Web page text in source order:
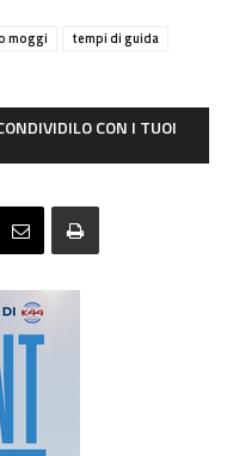
moggi
tempi di guida
CON I TUOI